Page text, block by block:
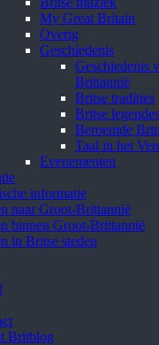
My Great Britain
Overig
Geschiedenis
Geschiedenis
Brittannië
Britse tradities
Britse legendes
Beroemde
Taal in het
Evenementen
informatie
naar Groot-Brittannië
binnen Groot-Brittannië
in Britse steden
Britblog